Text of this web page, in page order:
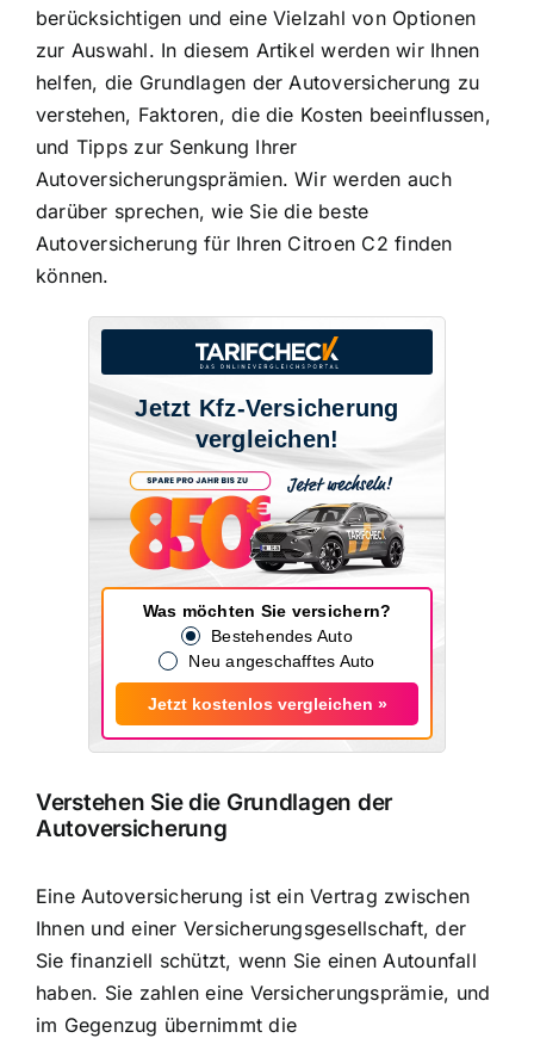
berücksichtigen und eine Vielzahl von Optionen
zur Auswahl. In diesem Artikel werden wir Ihnen
helfen, die Grundlagen der Autoversicherung zu
verstehen, Faktoren, die die Kosten beeinflussen,
und Tipps zur Senkung Ihrer
Autoversicherungsprämien. Wir werden auch
darüber sprechen, wie Sie die beste
Autoversicherung für Ihren Citroen C2 finden
können.
Jetzt Kfz-Versicherung
vergleichen!
Was möchten Sie versichern?
Bestehendes Auto
Neu angeschafftes Auto
Jetzt kostenlos vergleichen »
Verstehen Sie die Grundlagen der
Autoversicherung
Eine Autoversicherung ist ein Vertrag zwischen
Ihnen und einer Versicherungsgesellschaft, der
Sie finanziell schützt, wenn Sie einen Autounfall
haben. Sie zahlen eine Versicherungsprämie, und
im Gegenzug übernimmt die